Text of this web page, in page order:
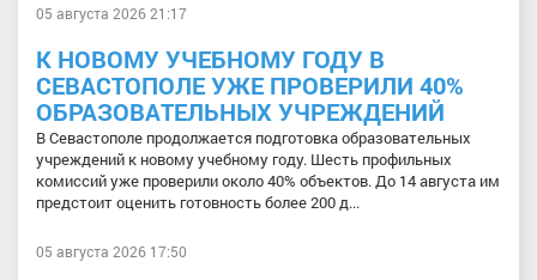
05 августа 2026 21:17
К НОВОМУ УЧЕБНОМУ ГОДУ В
СЕВАСТОПОЛЕ УЖЕ ПРОВЕРИЛИ 40%
ОБРАЗОВАТЕЛЬНЫХ УЧРЕЖДЕНИЙ
В Севастополе продолжается подготовка образовательных
учреждений к новому учебному году. Шесть профильных
комиссий уже проверили около 40% объектов. До 14 августа им
предстоит оценить готовность более 200 д...
05 августа 2026 17:50